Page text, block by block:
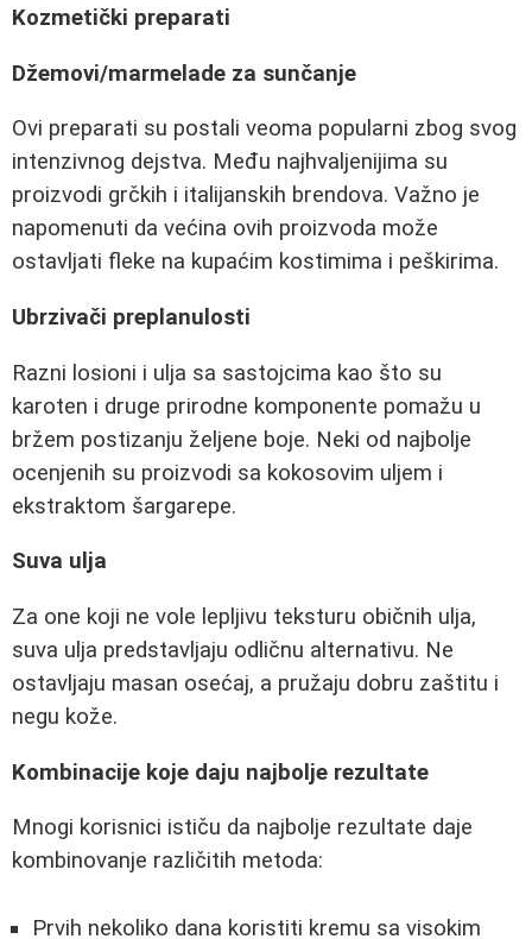
Kozmetički preparati
Džemovi/marmelade za sunčanje
Ovi preparati su postali veoma popularni zbog svog
intenzivnog dejstva. Među najhvaljenijima su
proizvodi grčkih i italijanskih brendova. Važno je
napomenuti da većina ovih proizvoda može
ostavljati fleke na kupaćim kostimima i peškirima.
Ubrzivači preplanulosti
Razni losioni i ulja sa sastojcima kao što su
karoten i druge prirodne komponente pomažu u
bržem postizanju željene boje. Neki od najbolje
ocenjenih su proizvodi sa kokosovim uljem i
ekstraktom šargarepe.
Suva ulja
Za one koji ne vole lepljivu teksturu običnih ulja,
suva ulja predstavljaju odličnu alternativu. Ne
ostavljaju masan osećaj, a pružaju dobru zaštitu i
negu kože.
Kombinacije koje daju najbolje rezultate
Mnogi korisnici ističu da najbolje rezultate daje
kombinovanje različitih metoda:
Prvih nekoliko dana koristiti kremu sa visokim